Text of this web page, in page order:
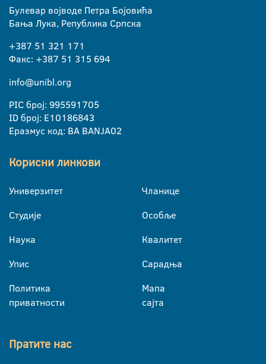
Булевар војводе Петра Бојовића
Бања Лука, Република Српска
+387 51 321 171
Факс: +387 51 315 694
info@unibl.org
PIC број: 995591705
ID број: E10186843
Еразмус код: BA BANJA02
Корисни линкови
Универзитет
Студије
Наука
Упис
Политика
приватности
Чланице
Особље
Квалитет
Сарадња
Мапа
сајта
Пратите нас